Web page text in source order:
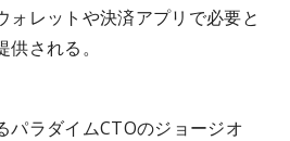
ォレットや決済アプリで必要と
される。
パラダイムCTOのジョージオ